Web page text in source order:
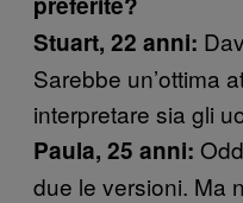
Stuart, 22 anni:
Sarebbe un’ottima
interpretare sia gli
Paula, 25 anni:
due le versioni. Ma